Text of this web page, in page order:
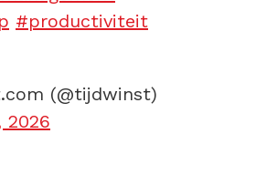
#productiviteit
(@tijdwinst)
2026